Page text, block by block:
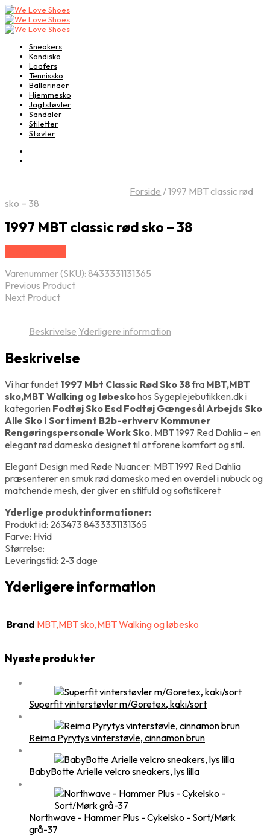
Sneakers
Kondisko
Loafers
Tennissko
Ballerinaer
Hjemmesko
Jagtstøvler
Sandaler
Stiletter
Støvler
Forside /1997 MBT classic rød
sko – 38
1997 MBT classic rød sko – 38
Varenummer (SKU): 8433331131365
Previous Product
Next Product
Beskrivelse Yderligere information
Beskrivelse
Vi har fundet 1997 Mbt Classic Rød Sko 38fra MBT,MBT
sko,MBT Walking og løbeskohos Sygeplejebutikken.dk i
kategorien Fodtøj Sko Esd Fodtøj Gængesål Arbejds Sko
Alle Sko I Sortiment B2b-erhverv Kommuner
Rengøringspersonale Work Sko. MBT 1997 Red Dahlia – en
elegant rød damesko designet til at forene komfort og stil.
Elegant Design med Røde Nuancer: MBT 1997 Red Dahlia
præsenterer en smuk rød damesko med en overdel i nubuck og
matchende mesh, der giver en stilfuld og sofistikeret
Yderlige produktinformationer:
Produkt id: 263473 8433331131365
Farve: Hvid
Størrelse:
Leveringstid: 2-3 dage
Yderligere information
Brand MBT,MBT sko,MBT Walking og løbesko
Nyeste produkter
Superfit vinterstøvler m/Goretex, kaki/sort
Reima Pyrytys vinterstøvle, cinnamon brun
BabyBotte Arielle velcro sneakers, lys lilla
Northwave - Hammer Plus - Cykelsko - Sort/Mørk
grå-37